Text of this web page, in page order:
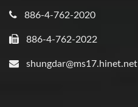
886-4-762-2020
886-4-762-2022
shungdar@ms17.hinet.net